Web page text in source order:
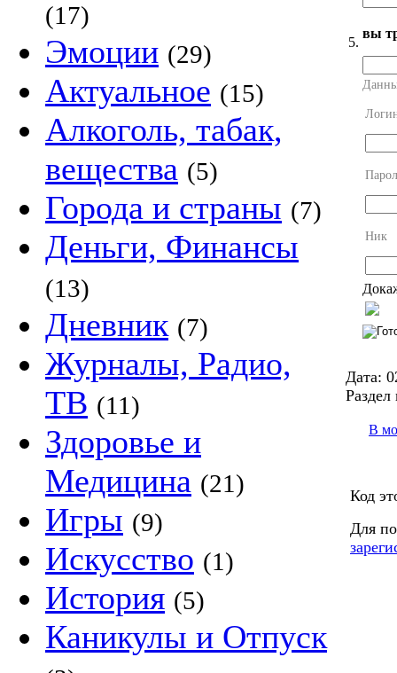
(17)
Эмоции (29)
Актуальное (15)
Алкоголь, табак,
вещества (5)
Города и страны (7)
Деньги, Финансы
(13)
Дневник (7)
Журналы, Радио,
ТВ (11)
Здоровье и
Медицина (21)
Игры (9)
Искусство (1)
История (5)
Каникулы и Отпуск
5.
вы
Ник
Дата:
Раздел
В
Код
Для